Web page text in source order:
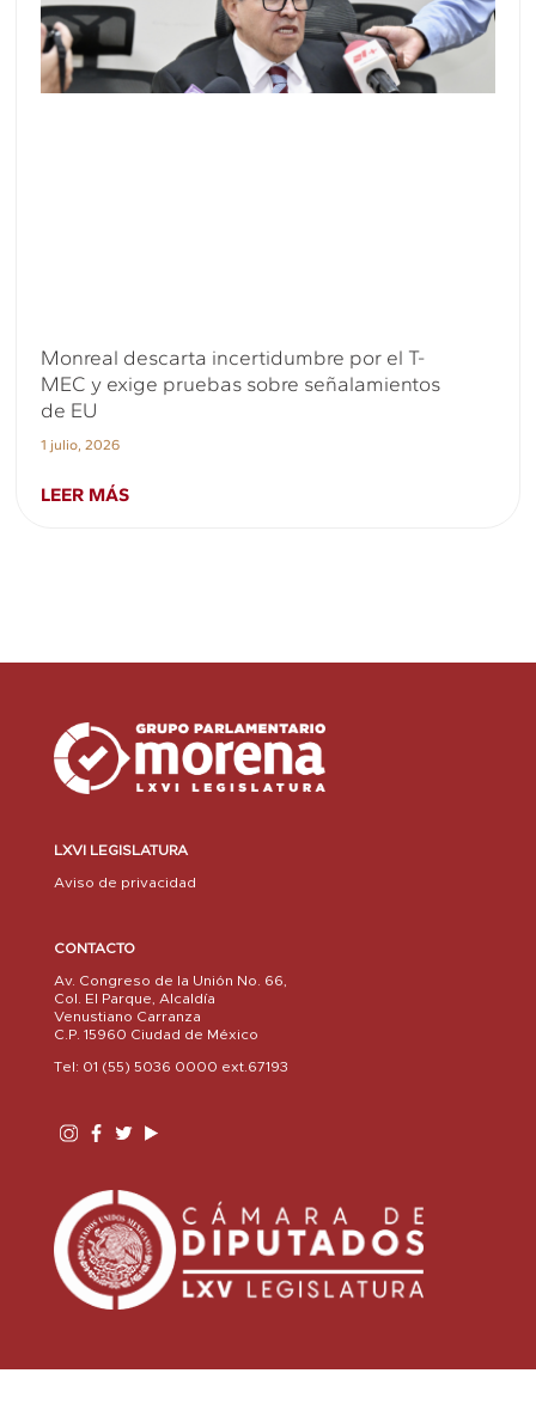
Monreal descarta incertidumbre por el T-
MEC y exige pruebas sobre señalamientos
de EU
1 julio, 2026
LEER MÁS
LXVI LEGISLATURA
Aviso de privacidad
CONTACTO
Av. Congreso de la Unión No. 66,
Col. El Parque, Alcaldía
Venustiano Carranza
C.P. 15960 Ciudad de México
Tel: 01 (55) 5036 0000 ext.67193